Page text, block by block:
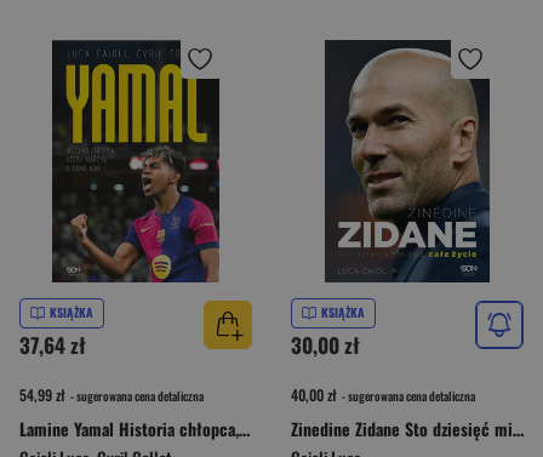
KSIĄŻKA
37,64 zł
54,99 zł - sugerowana cena detaliczna
Lamine Yamal Historia chłopca, który marzył o Camp Nou
KSIĄŻKA
30,00 zł
40,00 zł - sugerowana cena detaliczna
Zinedine Zidane Sto dziesięć minut, całe życie